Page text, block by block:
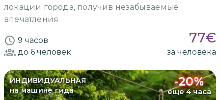
локации города, получив незабываемые
впечатления
9 часов 77€
до 6 человек за человека
ИНДИВИДУАЛЬНАЯ
на машине гида
-20%
еще 4 часа